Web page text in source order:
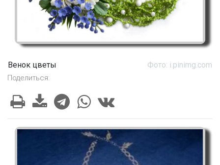
Венок цветы Фото: i.pinimg.com
Поделиться: